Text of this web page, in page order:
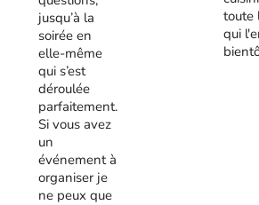
jusqu’à la
soirée en
elle-même
qui s’est
déroulée
parfaitement.
Si vous avez
un
événement à
organiser je
ne peux que
toute
qui